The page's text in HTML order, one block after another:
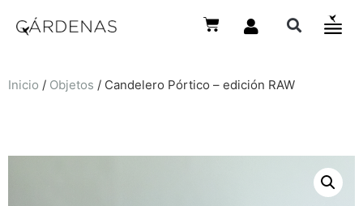
Inicio / Objetos / Candelero Pórtico – edición RAW